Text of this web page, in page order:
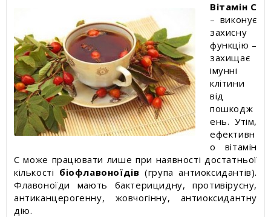
Вітамін С
– виконує
захисну
функцію –
захищає
імунні
клітини
від
пошкодж
ень. Утім,
ефективн
о вітамін
С може працювати лише при наявності достатньої
кількості біофлавоноїдів (група антиоксидантів).
Флавоноїди мають бактерицидну, противірусну,
антиканцерогенну, жовчогінну, антиоксидантну
дію.